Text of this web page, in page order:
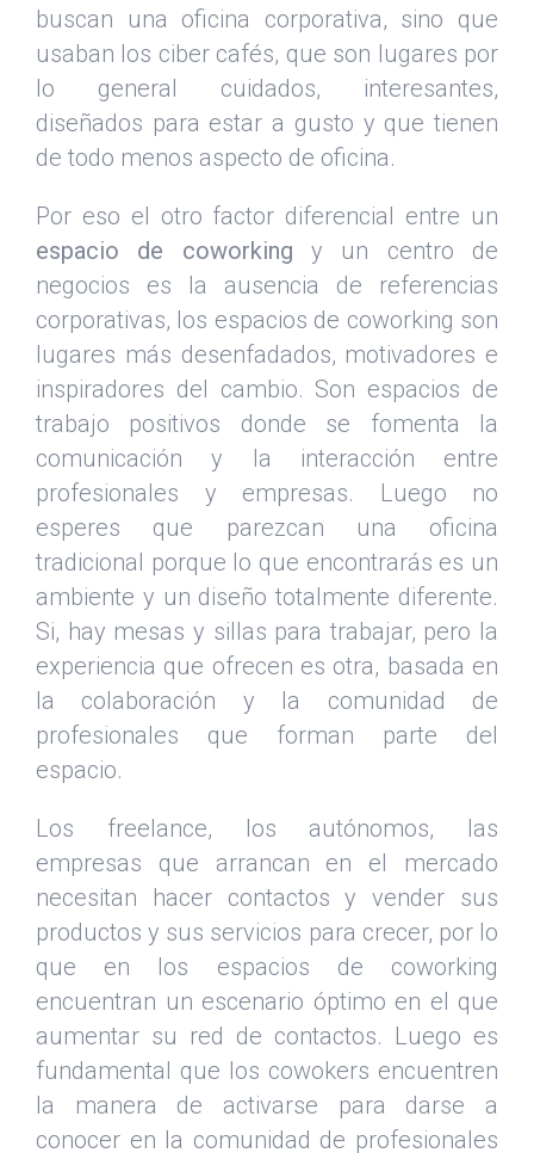
buscan una oficina corporativa, sino que
usaban los ciber cafés, que son lugares por
lo general cuidados, interesantes,
diseñados para estar a gusto y que tienen
de todo menos aspecto de oficina.
Por eso el otro factor diferencial entre un
espacio de coworking y un centro de
negocios es la ausencia de referencias
corporativas, los espacios de coworking son
lugares más desenfadados, motivadores e
inspiradores del cambio. Son espacios de
trabajo positivos donde se fomenta la
comunicación y la interacción entre
profesionales y empresas. Luego no
esperes que parezcan una oficina
tradicional porque lo que encontrarás es un
ambiente y un diseño totalmente diferente.
Si, hay mesas y sillas para trabajar, pero la
experiencia que ofrecen es otra, basada en
la colaboración y la comunidad de
profesionales que forman parte del
espacio.
Los freelance, los autónomos, las
empresas que arrancan en el mercado
necesitan hacer contactos y vender sus
productos y sus servicios para crecer, por lo
que en los espacios de coworking
encuentran un escenario óptimo en el que
aumentar su red de contactos. Luego es
fundamental que los cowokers encuentren
la manera de activarse para darse a
conocer en la comunidad de profesionales